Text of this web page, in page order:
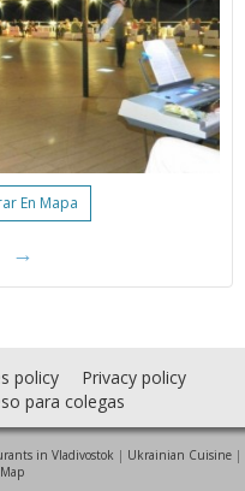
En Mapa
→
policy
Privacy policy
para colegas
in Vladivostok | Ukrainian Cuisine|